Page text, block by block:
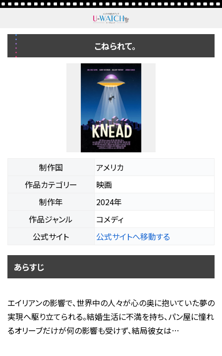
こねられて。
制作国
アメリカ
作品カテゴリー
映画
制作年
2024年
作品ジャンル
コメディ
公式サイト
公式サイトへ移動する
あらすじ
エイリアンの影響で、世界中の人々が心の奥に抱いていた夢の
実現へ駆り立てられる。結婚生活に不満を持ち、パン屋に憧れ
るオリーブだけが何の影響も受けず、結局彼女は…